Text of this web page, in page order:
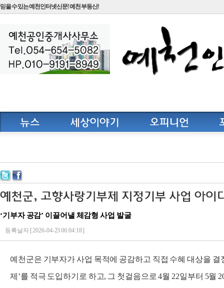
믿을 수 있는 예천인터넷신문! 예천 부동산!
‘기부자 공감’ 이끌어낼 체감형 사업 발굴
등록날자 [ 2026-04-23 06:04:18 ]
예천군은 기부자가 사업 목적에 공감하고 직접 수혜 대상을 결
제’를 적극 도입하기로 하고, 그 첫걸음으로 4월 22일부터 5월